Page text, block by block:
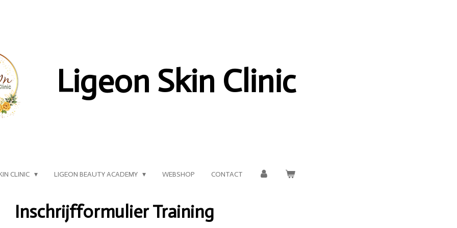
Ligeon Skin Clinic
CLINIC LIGEON BEAUTY ACADEMY WEBSHOP CONTACT
Inschrijfformulier Training